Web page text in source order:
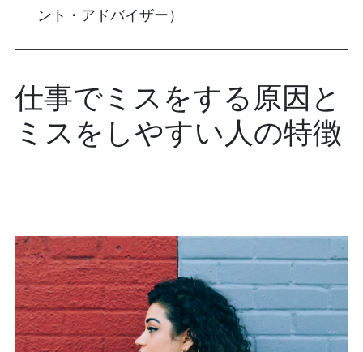
ント・アドバイザー）
仕事でミスをする原因と
ミスをしやすい人の特徴